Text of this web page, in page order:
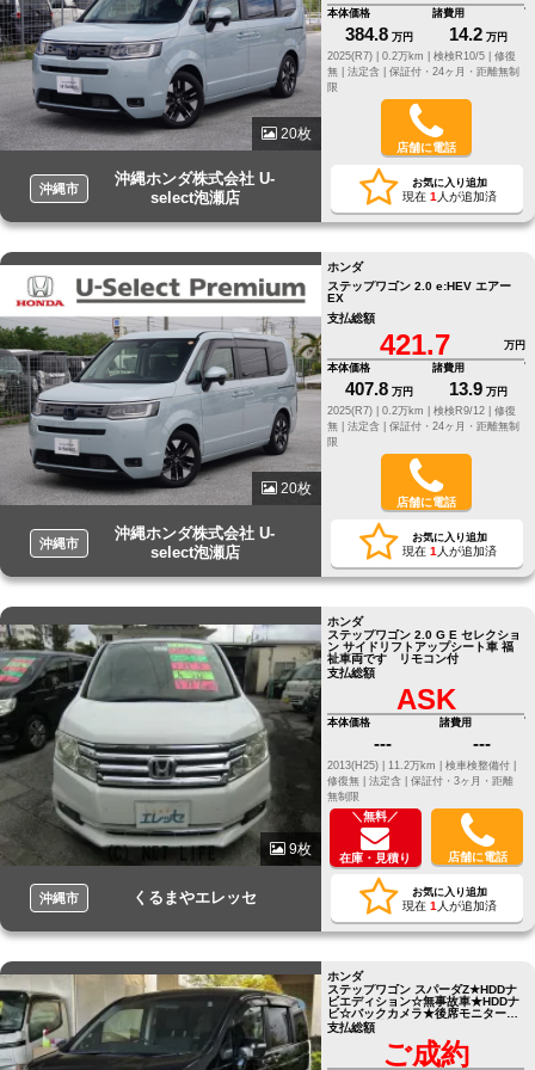
20枚
沖縄市
沖縄ホンダ株式会社 U-
select泡瀬店
本体価格
384.8 万円
諸費用
14.2 万円
2025(R7) |
0.2万km | 検検R10/5 | 修復
無 | 法定含 | 保証付・24ヶ月・距離無制
限
店舗に電話
お気に入り追加
現在 1 人が追加済
20枚
沖縄市
沖縄ホンダ株式会社 U-
select泡瀬店
ホンダ
ステップワゴン 2.0 e:HEV エアー
EX
支払総額
421.7
万円
本体価格
407.8 万円
諸費用
13.9 万円
2025(R7) |
0.2万km | 検検R9/12 | 修復
無 | 法定含 | 保証付・24ヶ月・距離無制
限
店舗に電話
お気に入り追加
現在 1 人が追加済
9枚
沖縄市 くるまやエレッセ
ホンダ
ステップワゴン 2.0 G E セレクショ
ン サイドリフトアップシート車 福
祉車両です リモコン付
支払総額
ASK
本体価格
---
諸費用
---
2013(H25) | 11.2万km |
検車検整備付 |
修復無 | 法定含 | 保証付・3ヶ月・距離
無制限
＼無料／
在庫・見積り 店舗に電話
お気に入り追加
現在 1 人が追加済
ホンダ
ステップワゴン スパーダZ★HDDナ
ビエディション☆無事故車★HDDナ
ビ☆バックカメラ★後席モニター
☆ETC★両側パワースライド☆スマ
ートキー★早い者勝ち☆ ●他店にて
ローンNGだったお客様でもお気軽
にご相談ください●LINE
支払総額
ご成約